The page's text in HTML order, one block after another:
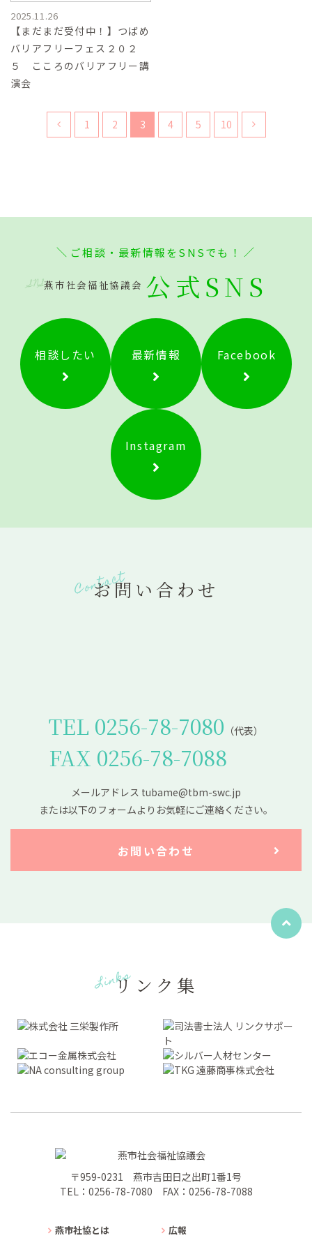
2025.11.26
【まだまだ受付中！】つばめ
バリアフリーフェス２０２
５ こころのバリアフリー講
演会
1 2 3 4 5 10
ご相談・最新情報をSNSでも！
燕市社会福祉協議会
SNS 公式SNS
相談したい 最新情報 Facebook
Instagram
Contact
お問い合わせ
TEL 0256-78-7080 （代表）
FAX 0256-78-7088
メールアドレス tubame@tbm-swc.jp
または以下のフォームよりお気軽にご連絡ください。
お問い合わせ
Linksリンク集
〒959-0231 燕市吉田日之出町1番1号
TEL：0256-78-7080 FAX：0256-78-7088
燕市社協とは 広報